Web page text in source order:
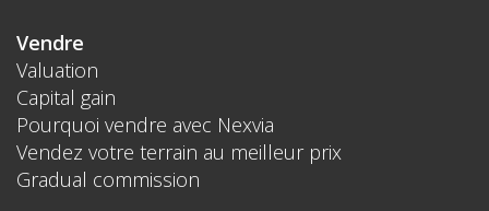
Vendre
Valuation
Capital gain
Pourquoi vendre avec Nexvia
Vendez votre terrain au meilleur prix
Gradual commission